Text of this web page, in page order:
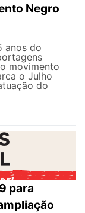
Negro
anos do
movimento
o Julho
do
para